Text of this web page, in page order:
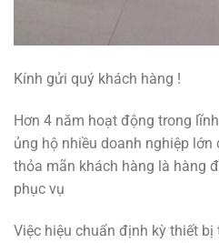
Kính gửi quý khách hàng !
Hơn 4 năm hoạt động trong
ủng hộ nhiều doanh nghiệp
thỏa mãn khách hàng là hàng
phục vụ
Việc hiệu chuẩn định kỳ thiết